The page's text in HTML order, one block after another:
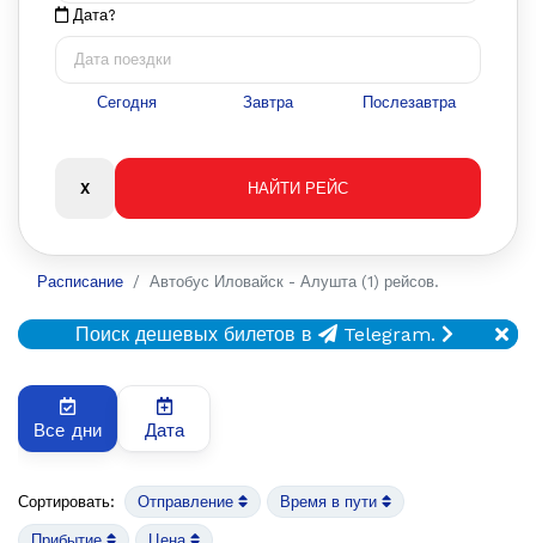
Дата?
Сегодня Завтра Послезавтра
Расписание Автобус Иловайск - Алушта (1) рейсов.
Поиск дешевых билетов в Telegram.
Все дни Дата
Сортировать: Отправление Время в пути